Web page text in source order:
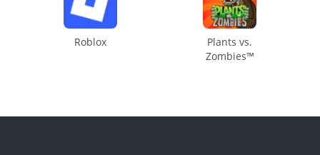
Roblox
Plants vs.
Zombies™